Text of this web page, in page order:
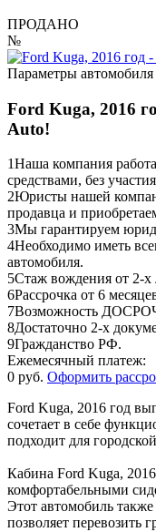
ПРОДАНО
№
Параметры автомобиля
Ford Kuga, 2016
Auto!
1Наша компания
средствами, без
2Юристы нашей
продавца и
3Мы гарантируем
4Необходимо иметь
автомобиля.
5Стаж вождения от 2-х
6Рассрочка от 6
7Возможность
8Достаточно 2-х
9Гражданство РФ.
Ежемесячный платеж:
0 руб. Оформить
Ford Kuga, 2016 год
сочетает в себе
подходит для
Кабина Ford Kuga,
комфортабельными
Этот автомобиль
позволяет перевозить